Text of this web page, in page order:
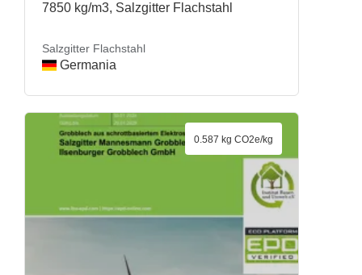
7850 kg/m3, Salzgitter Flachstahl
Salzgitter Flachstahl
Germania
0.587 kg CO2e/kg